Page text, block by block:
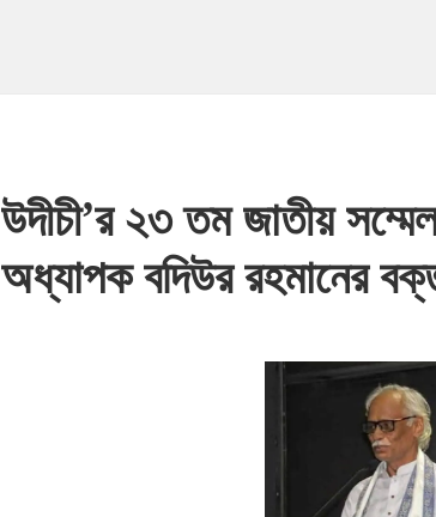
উদীচী’র ২৩ তম জাতীয়
অধ্যাপক বদিউর রহমানের